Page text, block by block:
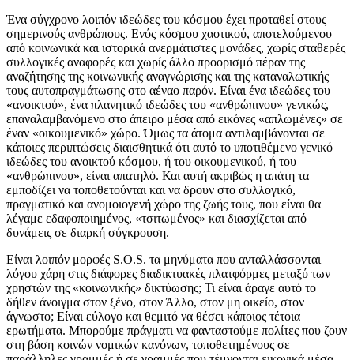
Ένα σύγχρονο λοιπόν ιδεώδες του κόσμου έχει προταθεί στους
σημερινούς ανθρώπους. Ενός κόσμου χαοτικού, αποτελούμενου
από κοινωνικά και ιστορικά ανερμάτιστες μονάδες, χωρίς σταθερές
συλλογικές αναφορές και χωρίς άλλο προορισμό πέραν της
αναζήτησης της κοινωνικής αναγνώρισης και της καταναλωτικής
τους αυτοπραγμάτωσης στο αέναο παρόν. Είναι ένα ιδεώδες του
«ανοικτού», ένα πλανητικό ιδεώδες του «ανθρώπινου» γενικώς,
επαναλαμβανόμενο στο άπειρο μέσα από εικόνες «απλωμένες» σε
έναν «οικουμενικό» χώρο. Όμως τα άτομα αντιλαμβάνονται σε
κάποιες περιπτώσεις διαισθητικά ότι αυτό το υποτιθέμενο γενικό
ιδεώδες του ανοικτού κόσμου, ή του οικουμενικού, ή του
«ανθρώπινου», είναι απατηλό. Και αυτή ακριβώς η απάτη τα
εμποδίζει να τοποθετούνται και να δρουν στο συλλογικό,
πραγματικό και ανομοιογενή χώρο της ζωής τους, που είναι θα
λέγαμε εδαφοποιημένος, «τσιτωμένος» και διασχίζεται από
δυνάμεις σε διαρκή σύγκρουση.
Είναι λοιπόν μορφές S.O.S. τα μηνύματα που ανταλλάσσονται
λόγου χάρη στις διάφορες διαδικτυακές πλατφόρμες μεταξύ των
χρηστών της «κοινωνικής» δικτύωσης; Τι είναι άραγε αυτό το
δήθεν άνοιγμα στον ξένο, στον Άλλο, στον μη οικείο, στον
άγνωστο; Είναι εύλογο και θεμιτό να θέσει κάποιος τέτοια
ερωτήματα. Μπορούμε πράγματι να φανταστούμε πολίτες που ζουν
στη βάση κοινών νομικών κανόνων, τοποθετημένους σε